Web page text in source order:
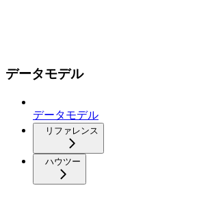
データモデル
データモデル
リファレンス
ハウツー